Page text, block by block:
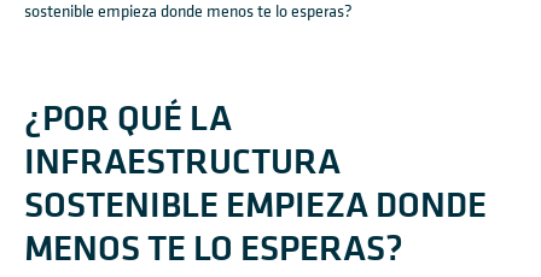
sostenible empieza donde menos te lo esperas?
¿POR QUÉ LA
INFRAESTRUCTURA
SOSTENIBLE EMPIEZA DONDE
MENOS TE LO ESPERAS?